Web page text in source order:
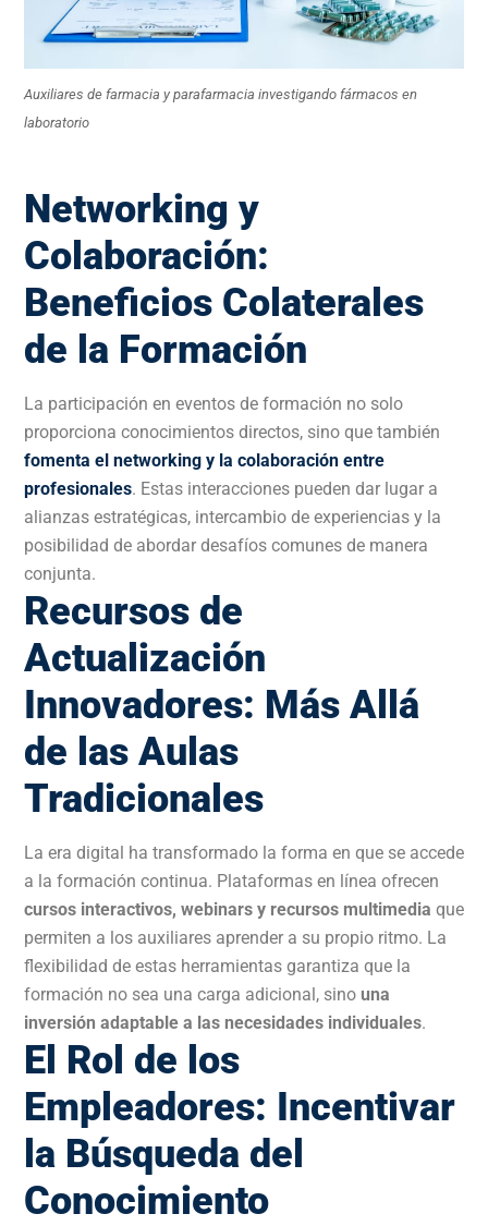
Auxiliares de farmacia y parafarmacia investigando fármacos en
laboratorio
Networking y
Colaboración:
Beneficios Colaterales
de la Formación
La participación en eventos de formación no solo
proporciona conocimientos directos, sino que también
fomenta el networking y la colaboración entre
profesionales. Estas interacciones pueden dar lugar a
alianzas estratégicas, intercambio de experiencias y la
posibilidad de abordar desafíos comunes de manera
conjunta.
Recursos de
Actualización
Innovadores: Más Allá
de las Aulas
Tradicionales
La era digital ha transformado la forma en que se accede
a la formación continua. Plataformas en línea ofrecen
cursos interactivos, webinars y recursos multimedia que
permiten a los auxiliares aprender a su propio ritmo. La
flexibilidad de estas herramientas garantiza que la
formación no sea una carga adicional, sino una
inversión adaptable a las necesidades individuales.
El Rol de los
Empleadores: Incentivar
la Búsqueda del
Conocimiento